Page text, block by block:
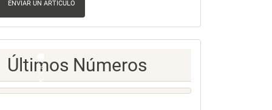
ENVIAR UN ARTÍCULO
Ultimos
Últimos Números